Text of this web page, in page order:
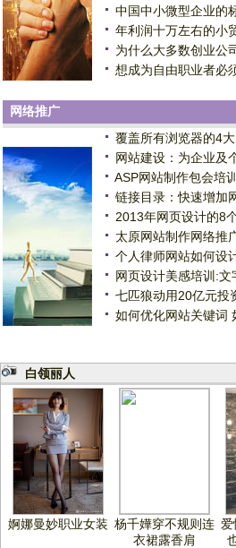
中国中小微型企业的
年利润十万左右的小
为什么大多数创业公
想成为自由职业者必
网络推广
覆盖所有浏览器的4
网站建设：为企业及
ASP网站制作包会培
链接目录：快速增加
2013年网页设计的8
太原网站制作网络推
个人律师网站如何设
网页设计美感培训:
七匹狼动用20亿元投
如何优化网站关键词
白领丽人
婀娜曼妙职业女装 杨千嬅穿不规则连
衣裙露香肩
爱